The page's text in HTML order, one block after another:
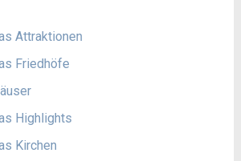
Attraktionen
Friedhöfe
Highlights
Kirchen